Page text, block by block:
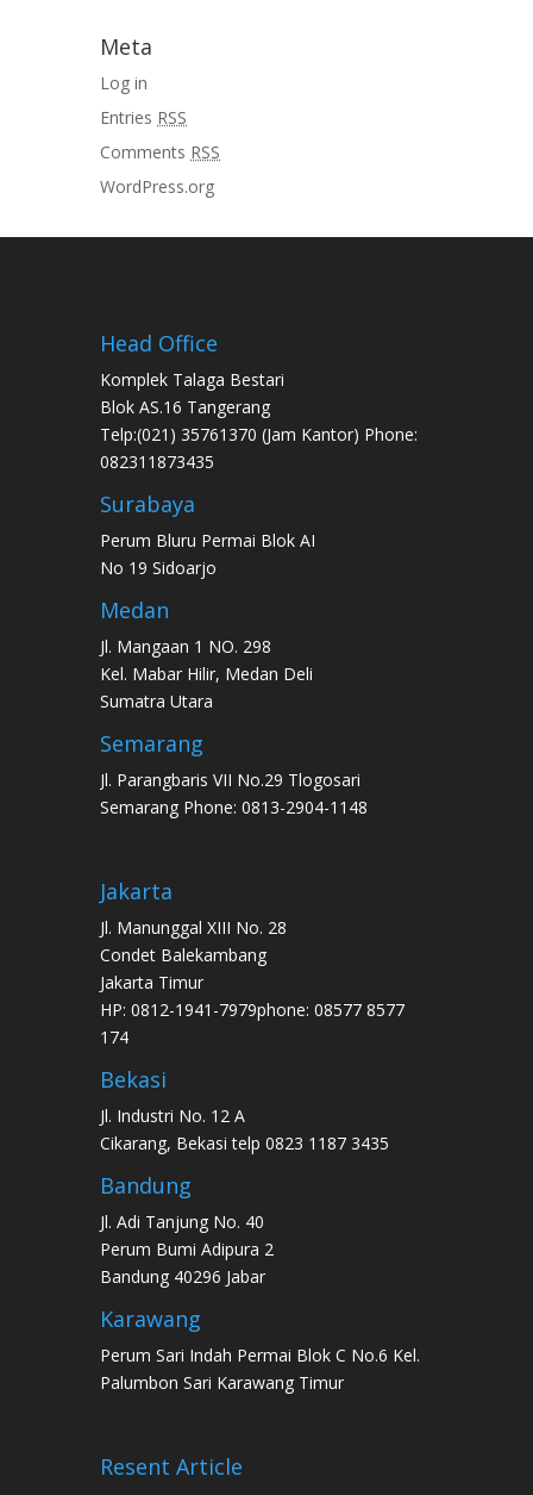
Meta
Log in
Entries RSS
Comments RSS
WordPress.org
Head Office
Komplek Talaga Bestari
Blok AS.16 Tangerang
Telp:(021) 35761370 (Jam Kantor) Phone:
082311873435
Surabaya
Perum Bluru Permai Blok AI
No 19 Sidoarjo
Medan
Jl. Mangaan 1 NO. 298
Kel. Mabar Hilir, Medan Deli
Sumatra Utara
Semarang
Jl. Parangbaris VII No.29 Tlogosari
Semarang Phone: 0813-2904-1148
Jakarta
Jl. Manunggal XIII No. 28
Condet Balekambang
Jakarta Timur
HP: 0812-1941-7979phone: 08577 8577
174
Bekasi
Jl. Industri No. 12 A
Cikarang, Bekasi telp 0823 1187 3435
Bandung
Jl. Adi Tanjung No. 40
Perum Bumi Adipura 2
Bandung 40296 Jabar
Karawang
Perum Sari Indah Permai Blok C No.6 Kel.
Palumbon Sari Karawang Timur
Resent Article